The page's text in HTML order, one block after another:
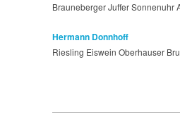
Brauneberger Juffer Sonnenuhr
Hermann Donnhoff
Riesling Eiswein Oberhauser